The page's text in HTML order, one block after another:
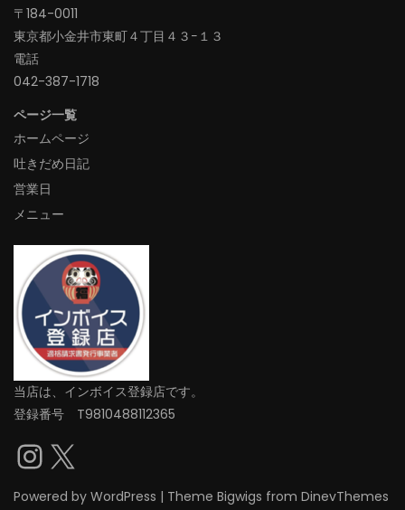
〒184-0011
東京都小金井市東町４丁目４３−１３
電話
042-387-1718‬
ページ一覧
ホームページ
吐きだめ日記
営業日
メニュー
当店は、インボイス登録店です。
登録番号 T9810488112365
Instagram
X
Powered by WordPress | Theme Bigwigs from DinevThemes